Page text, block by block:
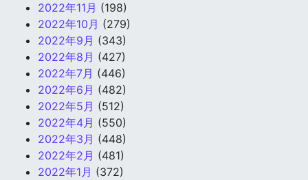
2022年11月 (198)
2022年10月 (279)
2022年9月 (343)
2022年8月 (427)
2022年7月 (446)
2022年6月 (482)
2022年5月 (512)
2022年4月 (550)
2022年3月 (448)
2022年2月 (481)
2022年1月 (372)